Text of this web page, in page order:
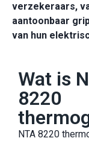
verzekeraars,
aantoonbaar
van hun
Wat is
8220
NTA 8220